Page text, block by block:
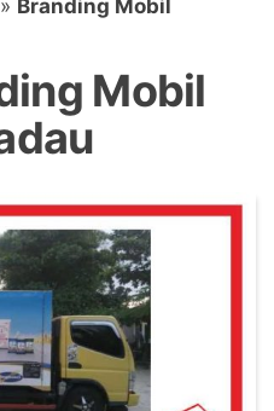
» Branding Mobil
Mobil